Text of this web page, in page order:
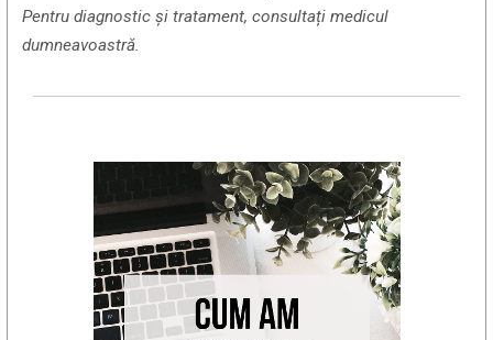
Pentru diagnostic și tratament, consultați medicul
dumneavoastră.